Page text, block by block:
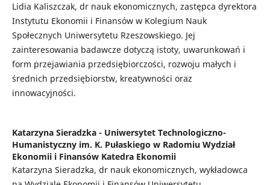
Lidia Kaliszczak, dr nauk ekonomicznych, zastępca dyrektora
Instytutu Ekonomii i Finansów w Kolegium Nauk
Społecznych Uniwersytetu Rzeszowskiego. Jej
zainteresowania badawcze dotyczą istoty, uwarunkowań i
form przejawiania przedsiębiorczości, rozwoju małych i
średnich przedsiębiorstw, kreatywności oraz
innowacyjności.
Katarzyna Sieradzka - Uniwersytet Technologiczno-
Humanistyczny im. K. Pułaskiego w Radomiu Wydział
Ekonomii i Finansów Katedra Ekonomii
Katarzyna Sieradzka, dr nauk ekonomicznych, wykładowca